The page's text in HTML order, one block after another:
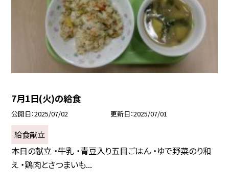
7月1日(火)の給食
公開日 2025/07/02 更新日 2025/07/01
給食献立
本日の献立 ・牛乳 ・青豆入り五目ごはん ・ゆで野菜のり和
え ・鶏肉とさつまいも...